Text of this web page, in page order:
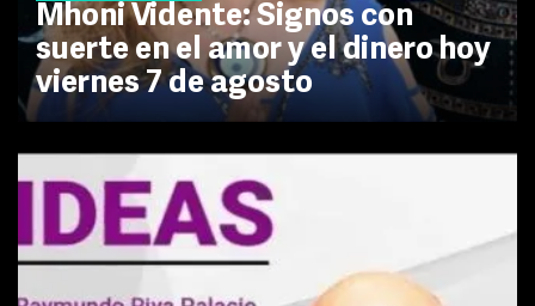
Mhoni Vidente: Signos con
suerte en el amor y el dinero hoy
viernes 7 de agosto